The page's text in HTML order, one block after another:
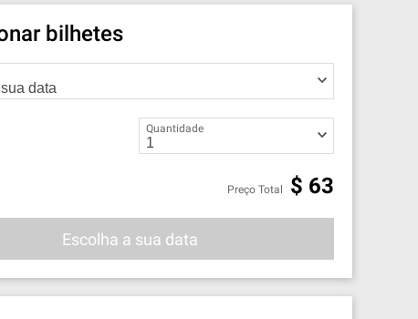
bilhetes
Quantidade
Preço Total $ 63
Escolha a sua data